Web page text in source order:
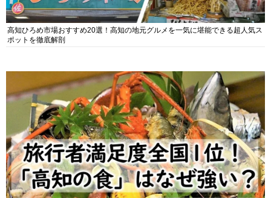
高知ひろめ市場おすすめ20選！高知の地元グルメを一気に堪能できる超人気ス
ポットを徹底解剖